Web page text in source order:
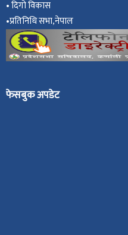
•दिगो विकास
•प्रतिनिधि सभा,नेपाल
फेसबुक अपडेट